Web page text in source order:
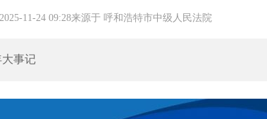
2025-11-24 09:28来源于 呼和浩特市中级人民法院
事记